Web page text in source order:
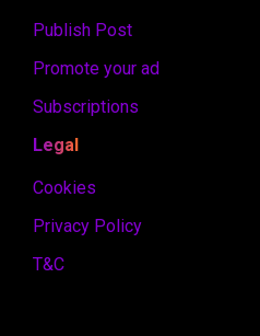
Publish Post
Promote your ad
Subscriptions
Legal
Cookies
Privacy Policy
T&C